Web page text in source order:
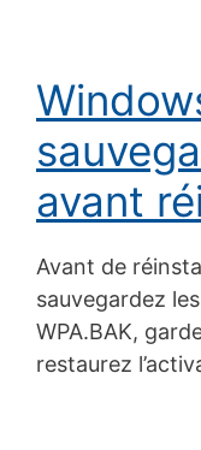
avant
Avant de
sauvegardez
WPA.BAK,
restaurez